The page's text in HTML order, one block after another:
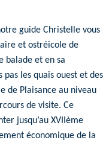
guide Christelle vous
et ostréicole de
balade et en sa
les quais ouest et des
de Plaisance au niveau
de visite. Ce
jusqu’au XVIIème
économique de la